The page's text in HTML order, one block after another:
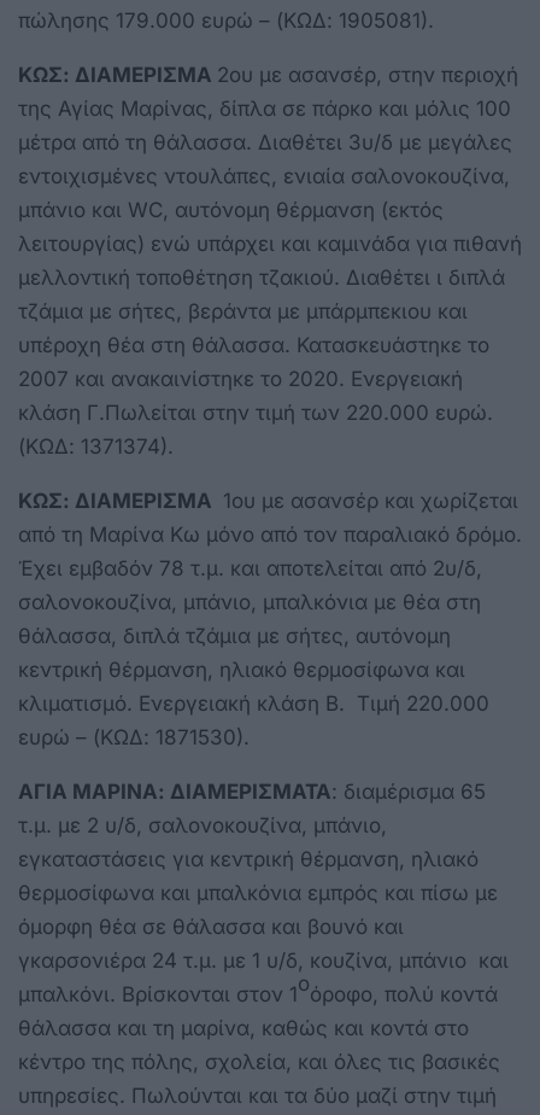
πώλησης 179.000 ευρώ – (ΚΩΔ: 1905081).
ΚΩΣ: ΔΙΑΜΕΡΙΣΜΑ 2ου με ασανσέρ, στην περιοχή
της Αγίας Μαρίνας, δίπλα σε πάρκο και μόλις 100
μέτρα από τη θάλασσα. Διαθέτει 3υ/δ με μεγάλες
εντοιχισμένες ντουλάπες, ενιαία σαλονοκουζίνα,
μπάνιο και WC, αυτόνομη θέρμανση (εκτός
λειτουργίας) ενώ υπάρχει και καμινάδα για πιθανή
μελλοντική τοποθέτηση τζακιού. Διαθέτει ι διπλά
τζάμια με σήτες, βεράντα με μπάρμπεκιου και
υπέροχη θέα στη θάλασσα. Κατασκευάστηκε το
2007 και ανακαινίστηκε το 2020. Ενεργειακή
κλάση Γ.Πωλείται στην τιμή των 220.000 ευρώ.
(ΚΩΔ: 1371374).
ΚΩΣ: ΔΙΑΜΕΡΙΣΜΑ 1ου με ασανσέρ και χωρίζεται
από τη Μαρίνα Κω μόνο από τον παραλιακό δρόμο.
Έχει εμβαδόν 78 τ.μ. και αποτελείται από 2υ/δ,
σαλονοκουζίνα, μπάνιο, μπαλκόνια με θέα στη
θάλασσα, διπλά τζάμια με σήτες, αυτόνομη
κεντρική θέρμανση, ηλιακό θερμοσίφωνα και
κλιματισμό. Ενεργειακή κλάση Β. Τιμή 220.000
ευρώ – (ΚΩΔ: 1871530).
ΑΓΙΑ ΜΑΡΙΝΑ: ΔΙΑΜΕΡΙΣΜΑΤΑ: διαμέρισμα 65
τ.μ. με 2 υ/δ, σαλονοκουζίνα, μπάνιο,
εγκαταστάσεις για κεντρική θέρμανση, ηλιακό
θερμοσίφωνα και μπαλκόνια εμπρός και πίσω με
όμορφη θέα σε θάλασσα και βουνό και
γκαρσονιέρα 24 τ.μ. με 1 υ/δ, κουζίνα, μπάνιο και
μπαλκόνι. Βρίσκονται στον 1οόροφο, πολύ κοντά
θάλασσα και τη μαρίνα, καθώς και κοντά στο
κέντρο της πόλης, σχολεία, και όλες τις βασικές
υπηρεσίες. Πωλούνται και τα δύο μαζί στην τιμή